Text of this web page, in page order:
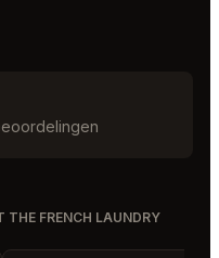
THE FRENCH LAUNDRY